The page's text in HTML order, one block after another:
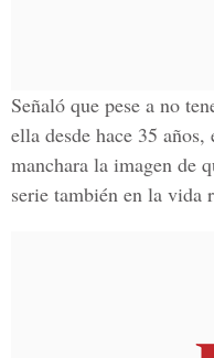
Señaló que pese a no
ella desde hace 35
manchara la imagen de
serie también en la vida